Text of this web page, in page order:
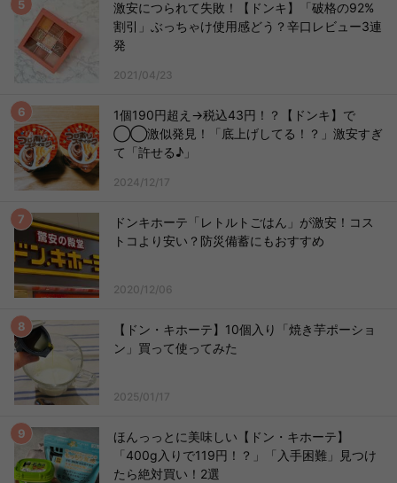
激安につられて失敗！【ドンキ】「破格の92%
割引」ぶっちゃけ使用感どう？辛口レビュー3連
発
2021/04/23
1個190円超え→税込43円！？【ドンキ】で
◯◯激似発見！「底上げしてる！？」激安すぎ
て「許せる♪」
2024/12/17
ドンキホーテ「レトルトごはん」が激安！コス
トコより安い？防災備蓄にもおすすめ
2020/12/06
【ドン・キホーテ】10個入り「焼き芋ポーショ
ン」買って使ってみた
2025/01/17
ほんっっとに美味しい【ドン・キホーテ】
「400g入りで119円！？」「入手困難」見つけ
たら絶対買い！2選